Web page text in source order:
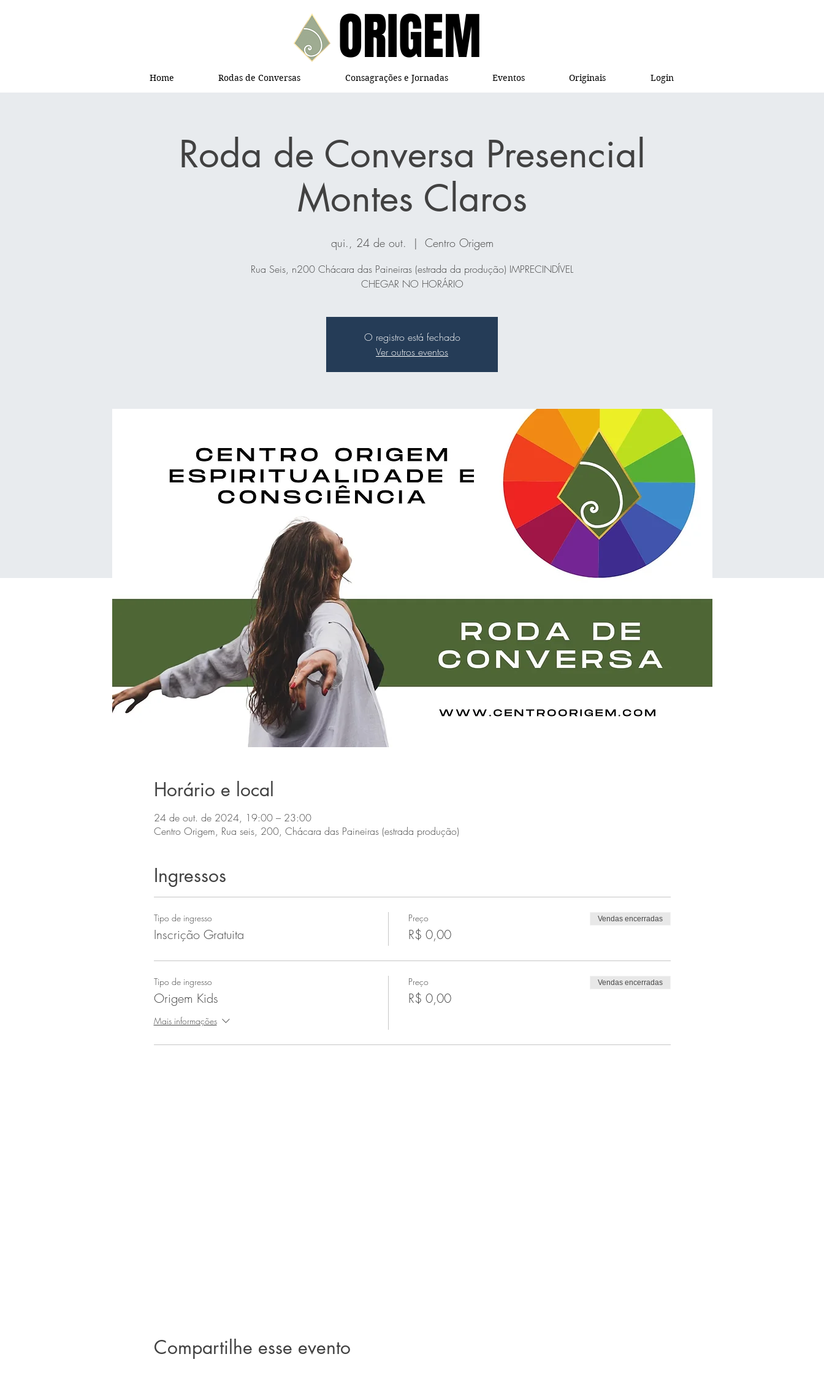
ORIGEM
ORIGEM
Home Rodas de Conversas Consagrações e Jornadas Eventos Originais Login
Roda de Conversa Presencial
Montes Claros
qui., 24 de out.
  |
Centro Origem
Rua Seis, n200 Chácara das Paineiras (estrada da produção) IMPRECINDÍVEL
CHEGAR NO HORÁRIO
O registro está fechado
Ver outros eventos
Horário e local
24 de out. de 2024, 19:00 – 23:00
Centro Origem, Rua seis, 200, Chácara das Paineiras (estrada produção)
Ingressos
Tipo de ingresso
Inscrição Gratuita
Preço
R$ 0,00
Vendas encerradas
Tipo de ingresso
Origem Kids
Mais informações
Preço
R$ 0,00
Vendas encerradas
Compartilhe esse evento